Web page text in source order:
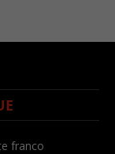
franco